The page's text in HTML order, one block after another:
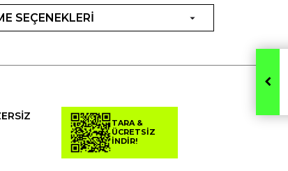
SEÇENEKLERİ
TARA &
ÜCRETSİZ
İNDİR!